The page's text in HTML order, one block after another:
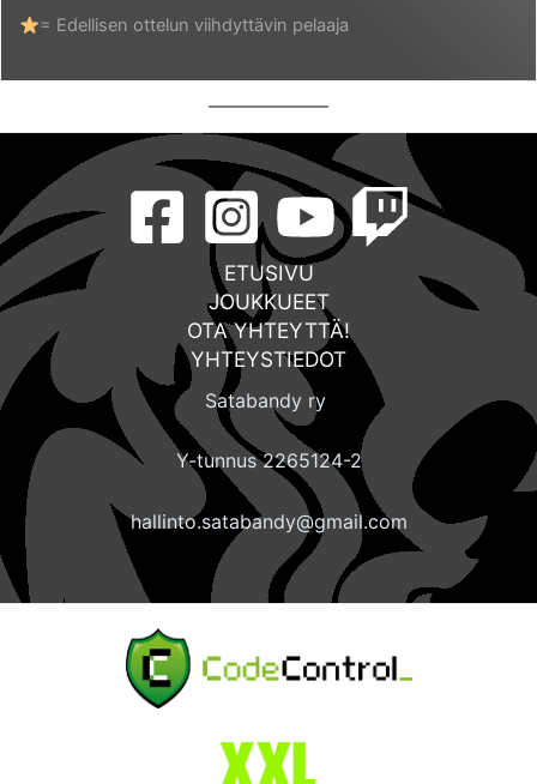
= Edellisen ottelun viihdyttävin pelaaja
ETUSIVU
JOUKKUEET
OTA YHTEYTTÄ!
YHTEYSTIEDOT
Satabandy ry
Y-tunnus 2265124-2
hallinto.satabandy@gmail.com